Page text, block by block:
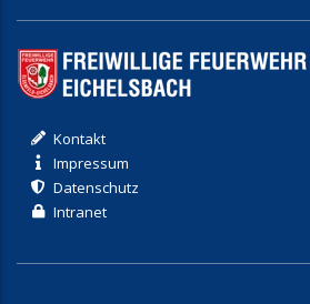
Kontakt
Impressum
Datenschutz
Intranet